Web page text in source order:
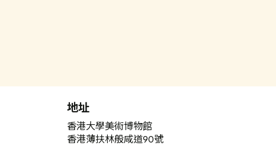
地址
香港大學美術博物館
香港薄扶林般咸道90號